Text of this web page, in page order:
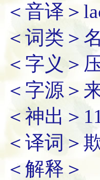
＜音译＞
＜词类＞
＜字义＞
＜字源＞
＜神出＞
＜译词＞
＜解释＞